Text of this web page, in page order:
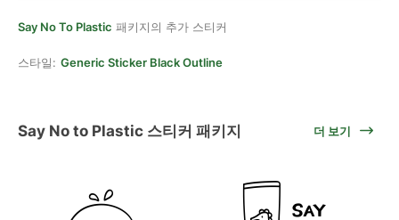
Say No To Plastic 패키지의 추가 스티커
스타일: Generic Sticker Black Outline
Say No to Plastic 스티커 패키지 더 보기